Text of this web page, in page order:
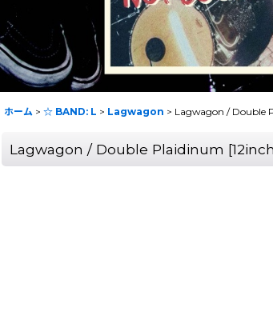
ホーム > ☆ BAND: L > Lagwagon > Lagwagon / Double
Lagwagon / Double Plaidinum [12inch